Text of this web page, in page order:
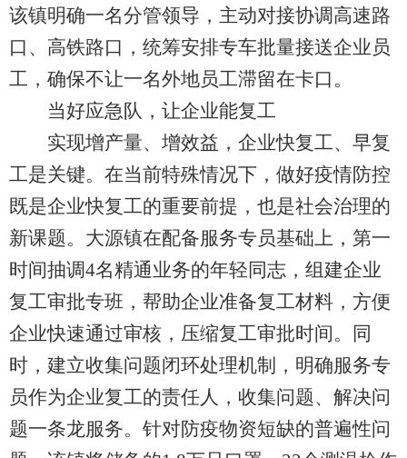
该镇明确一名分管领导，主动对接协调高速路
口、高铁路口，统筹安排专车批量接送企业员
工，确保不让一名外地员工滞留在卡口。
当好应急队，让企业能复工
实现增产量、增效益，企业快复工、早复
工是关键。在当前特殊情况下，做好疫情防控
既是企业快复工的重要前提，也是社会治理的
新课题。大源镇在配备服务专员基础上，第一
时间抽调4名精通业务的年轻同志，组建企业
复工审批专班，帮助企业准备复工材料，方便
企业快速通过审核，压缩复工审批时间。同
时，建立收集问题闭环处理机制，明确服务专
员作为企业复工的责任人，收集问题、解决问
题一条龙服务。针对防疫物资短缺的普遍性问